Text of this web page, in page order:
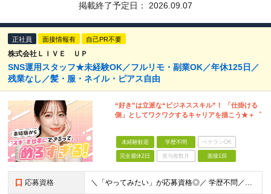
掲載終了予定日： 2026.09.07
正社員 面接情報有 自己PR不要
株式会社ＬＩＶＥ ＵＰ
SNS運用スタッフ★未経験OK／フルリモ・副業OK／年休125日／
残業なし／髪・服・ネイル・ピアス自由
“好き”は立派な“ビジネススキル”！ 「仕掛ける
側」としてワクワクするキャリアを描こう★＋゜
未経験歓迎 学歴不問 ベテランOK
完全週休2日 賞与複数月 面接1回
応募資格 ＼「やってみたい」が応募資格◎／ 学歴不問／未経験歓迎／業種未経験歓迎／社会人デビュー歓迎／第二新卒歓迎／ブランクOK 経験やスキルは一切不問◎ 大切なのは「挑戦してみたい」という気持ちです！